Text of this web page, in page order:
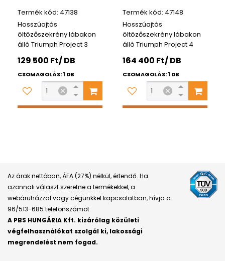
47138
Hosszúajtós
öltözőszekrény lábakon
álló Triumph Project 3
129 500 Ft/ DB
CSOMAGOLÁS: 1 DB
47148
Hosszúajtós
öltözőszekrény lábakon
álló Triumph Project 4
164 400 Ft/ DB
CSOMAGOLÁS: 1 DB
Az árak nettóban, ÁFA (27%) nélkül, értendő. Ha
azonnali választ szeretne a termékekkel, a
webáruházzal vagy cégünkkel kapcsolatban, hívja a
96/513-685 telefonszámot.
A PBS HUNGÁRIA Kft. kizárólag közületi
végfelhasználókat szolgál ki, lakossági
megrendelést nem fogad.